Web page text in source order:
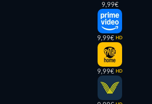
9,99€
9,99€ HD
9,99€ HD